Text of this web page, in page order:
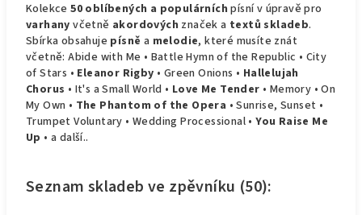
Kolekce50 oblíbených a populárních písní v úpravě pro
varhany včetně akordových značek a textů skladeb.
Sbírka obsahuje písně a melodie, které musíte znát
včetně: Abide with Me • Battle Hymn of the Republic • City
of Stars • Eleanor Rigby • Green Onions • Hallelujah
Chorus • It's a Small World • Love Me Tender • Memory • On
My Own • The Phantom of the Opera • Sunrise, Sunset •
Trumpet Voluntary • Wedding Processional •You Raise Me
Up • a další..
Seznam skladeb ve zpěvníku (50):